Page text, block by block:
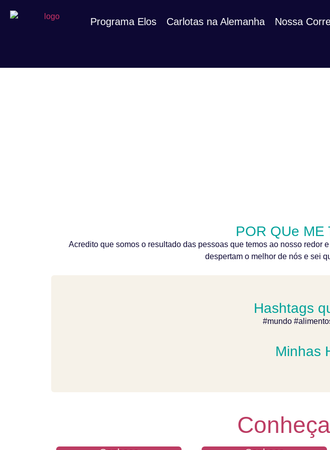
Programa Elos Carlotas na Alemanha Nossa
POR QUe ME
Acredito que somos o resultado das pessoas que temos ao nosso redor
despertam o melhor de nós e sei
Hashtags
#mundo
Minhas
MARCIA SOARES